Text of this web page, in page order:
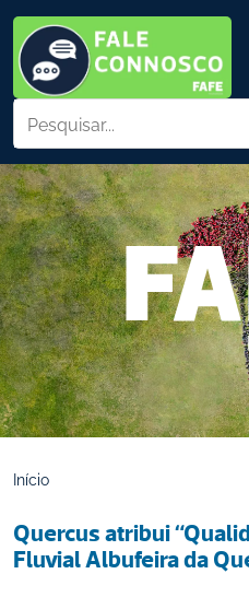
Início
Quercus atribui
Fluvial Albufeira da